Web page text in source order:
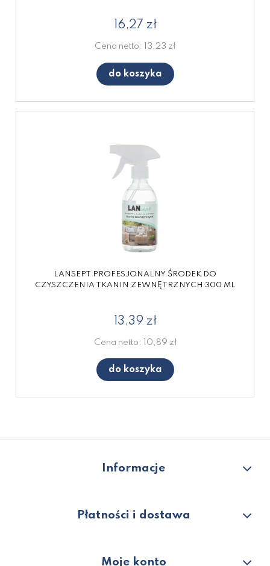
16,27 zł
Cena netto: 13,23 zł
do koszyka
LANSEPT PROFESJONALNY ŚRODEK DO
CZYSZCZENIA TKANIN ZEWNĘTRZNYCH 300 ML
13,39 zł
Cena netto: 10,89 zł
do koszyka
Informacje
Płatności i dostawa
Moje konto